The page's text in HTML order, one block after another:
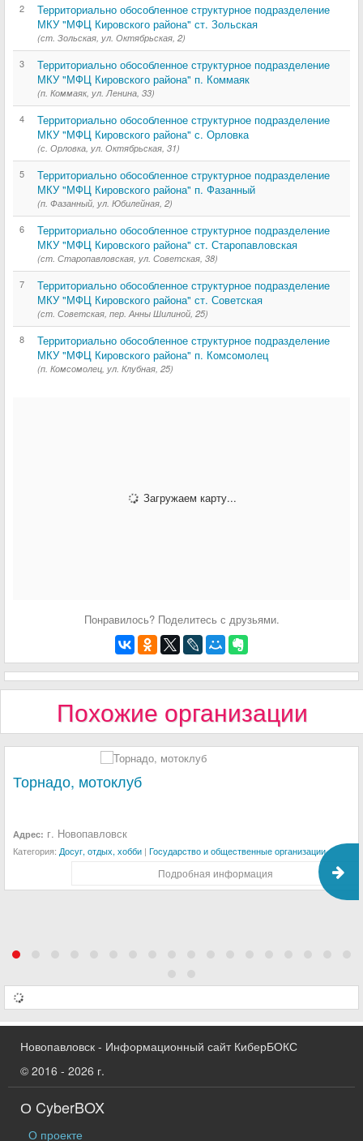
2
Территориально обособленное структурное подразделение
МКУ "МФЦ Кировского района" ст. Зольская
(ст. Зольская, ул. Октябрьская, 2)
3
Территориально обособленное структурное подразделение
МКУ "МФЦ Кировского района" п. Коммаяк
(п. Коммаяк, ул. Ленина, 33)
4
Территориально обособленное структурное подразделение
МКУ "МФЦ Кировского района" с. Орловка
(с. Орловка, ул. Октябрьская, 31)
5
Территориально обособленное структурное подразделение
МКУ "МФЦ Кировского района" п. Фазанный
(п. Фазанный, ул. Юбилейная, 2)
6
Территориально обособленное структурное подразделение
МКУ "МФЦ Кировского района" ст. Старопавловская
(ст. Старопавловская, ул. Советская, 38)
7
Территориально обособленное структурное подразделение
МКУ "МФЦ Кировского района" ст. Советская
(ст. Советская, пер. Анны Шилиной, 25)
8
Территориально обособленное структурное подразделение
МКУ "МФЦ Кировского района" п. Комсомолец
(п. Комсомолец, ул. Клубная, 25)
Загружаем карту...
Понравилось? Поделитесь с друзьями.
Похожие организации
Торнадо, мотоклуб
Адрес: г. Новопавловск
Категория: Досуг, отдых, хобби | Государство и общественные организации
Подробная информация
Новопавловск - Информационный сайт КиберБОКС
© 2016 - 2026 г.
О CyberBOX
О проекте